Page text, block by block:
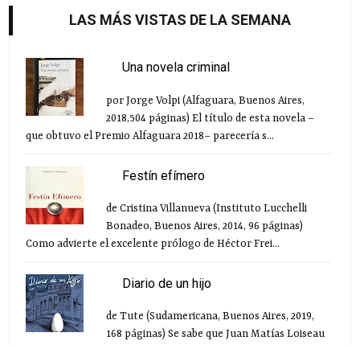
LAS MÁS VISTAS DE LA SEMANA
Una novela criminal
por Jorge Volpi (Alfaguara, Buenos Aires,
2018,504 páginas) El título de esta novela –
que obtuvo el Premio Alfaguara 2018– parecería s...
Festín efímero
de Cristina Villanueva (Instituto Lucchelli
Bonadeo, Buenos Aires, 2014, 96 páginas)
Como advierte el excelente prólogo de Héctor Frei...
Diario de un hijo
de Tute (Sudamericana, Buenos Aires, 2019,
168 páginas) Se sabe que Juan Matías Loiseau